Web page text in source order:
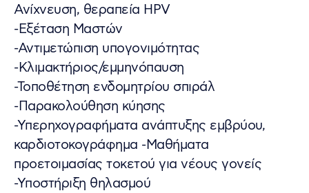
Ανίχνευση, θεραπεία HPV
-Εξέταση Μαστών
-Αντιμετώπιση υπογονιμότητας
-Κλιμακτήριος/εμμηνόπαυση
-Τοποθέτηση ενδομητρίου σπιράλ
-Παρακολούθηση κύησης
-Υπερηχογραφήματα ανάπτυξης εμβρύου,
καρδιοτοκογράφημα -Μαθήματα
προετοιμασίας τοκετού για νέους γονείς
-Υποστήριξη θηλασμού